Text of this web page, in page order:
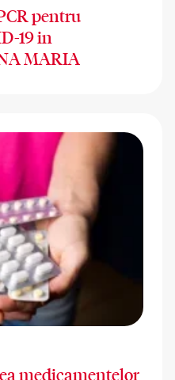
pentru
19 in
MARIA
medicamentelor